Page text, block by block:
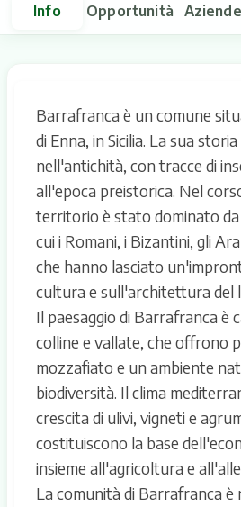
Info Opportunità Aziende
Barrafranca è un comune
di Enna, in Sicilia. La sua
nell'antichità, con tracce di
all'epoca preistorica. Nel
territorio è stato dominato
cui i Romani, i Bizantini, gli
che hanno lasciato
cultura e sull'architettura del
Il paesaggio di Barrafranca è
colline e vallate, che offrono
mozzafiato e un ambiente
biodiversità. Il clima
crescita di ulivi, vigneti e
costituiscono la base
insieme all'agricoltura e
La comunità di Barrafranca è